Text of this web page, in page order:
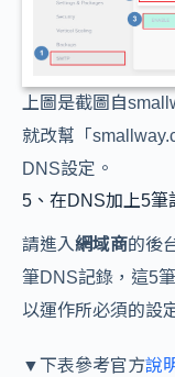
上圖是截圖自
就改幫「
DNS設定。
5、在DNS加上5筆
請進入網域商的後
筆DNS記錄，這5
以運作所必須的設
▼下表參考官方說